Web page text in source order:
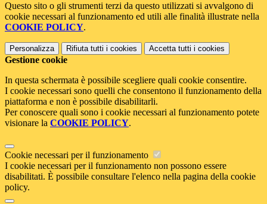
Questo sito o gli strumenti terzi da questo utilizzati si avvalgono di
cookie necessari al funzionamento ed utili alle finalità illustrate nella
COOKIE POLICY.
Personalizza Rifiuta tutti i cookies Accetta tutti i cookies
Gestione cookie
In questa schermata è possibile scegliere quali cookie consentire.
I cookie necessari sono quelli che consentono il funzionamento della
piattaforma e non è possibile disabilitarli.
Per conoscere quali sono i cookie necessari al funzionamento potete
visionare la COOKIE POLICY.
Cookie necessari per il funzionamento
I cookie necessari per il funzionamento non possono essere
disabilitati. È possibile consultare l'elenco nella pagina della cookie
policy.